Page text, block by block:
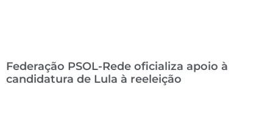
Federação PSOL-Rede oficializa apoio à
candidatura de Lula à reeleição